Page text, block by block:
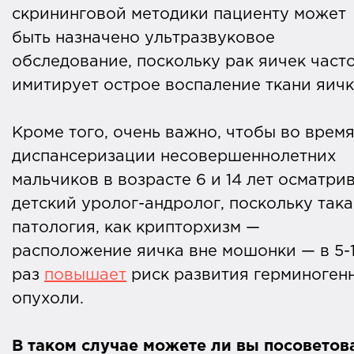
скрининговой методики пациенту может
быть назначено ультразвуковое
обследование, поскольку рак яичек
имитирует острое воспаление ткани
Кроме того, очень важно, чтобы во время
диспансеризации несовершеннолетних
мальчиков в возрасте 6 и 14 лет
детский уролог-андролог, поскольку
патология, как крипторхизм —
расположение яичка вне мошонки — в 5-
раз повышает риск развития
опухоли.
В таком случае можете ли вы